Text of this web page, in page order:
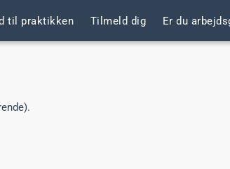
til praktikken Tilmeld dig Er du